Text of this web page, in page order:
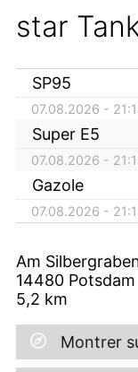
star
SP95
07.08.2026 -
Super E5
07.08.2026 -
Gazole
07.08.2026 -
Am
14480 Potsdam
5,2 km
Montrer